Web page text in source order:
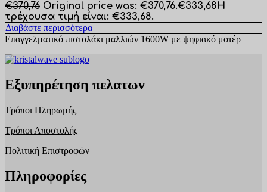
€370,76 Original price was: €370,76.€333,68Η
τρέχουσα τιμή είναι: €333,68.
Διαβάστε περισσότερα
Επαγγελματικό πιστολάκι μαλλιών 1600W με ψηφιακό μοτέρ
Εξυπηρέτηση πελατων
Τρόποι Πληρωμής
Τρόποι Αποστολής
Πολιτική Επιστροφών
Πληροφορίες